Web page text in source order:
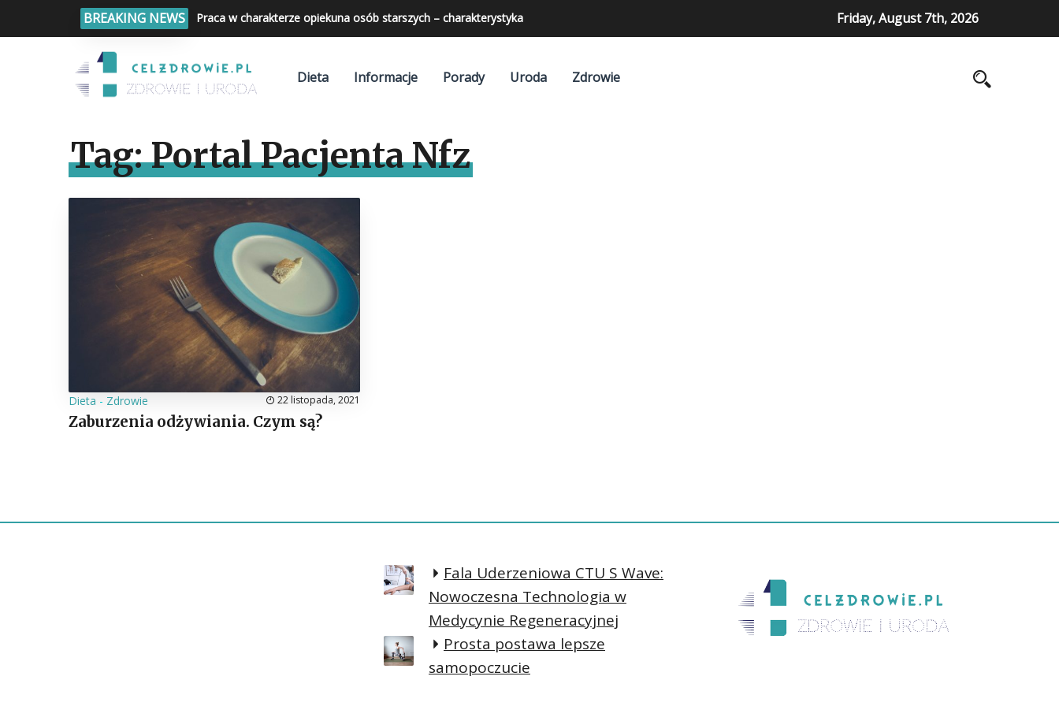
BREAKING NEWS Praca w charakterze opiekuna osób starszych – charakterystyka Friday, August 7th, 2026
Dieta Informacje Porady Uroda Zdrowie
Tag:Portal Pacjenta Nfz
Dieta - Zdrowie 22 listopada, 2021
Zaburzenia odżywiania. Czym są?
Fala Uderzeniowa CTU S Wave:
Nowoczesna Technologia w
Medycynie Regeneracyjnej
Prosta postawa lepsze
samopoczucie